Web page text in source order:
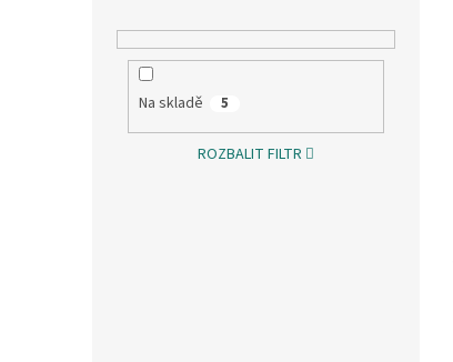
Na skladě 5
ROZBALIT FILTR